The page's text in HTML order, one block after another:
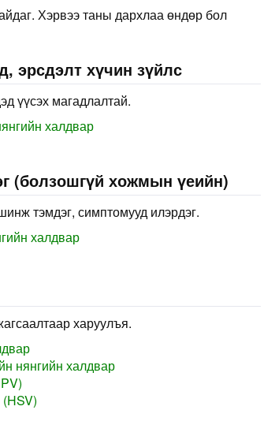
Хэрвээ таны дархлаа өндөр бол
эрсдэлт хүчин зүйлс
үүсэх магадлалтай.
халдвар
(болзошгүй хожмын үеийн)
тэмдэг, симптомууд илэрдэг.
халдвар
харуулъя.
нянгийн халдвар